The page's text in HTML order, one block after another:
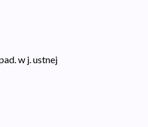
w j. ustnej